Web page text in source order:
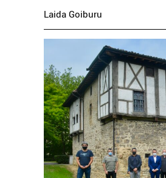
Laida Goiburu